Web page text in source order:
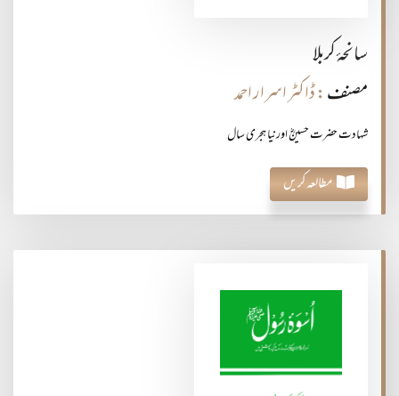
سانحۂ کربلا
مصنف: ڈاکٹر اسرار احمد
شہادت حضرت حسینؓ اورنیا ہجری سال
مطالعہ کریں